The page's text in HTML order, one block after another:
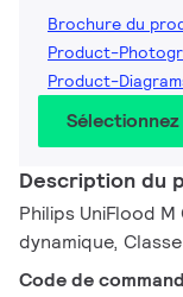
Brochure du
Product-
Product-
Description du
Philips UniFlood M
dynamique,
Code de